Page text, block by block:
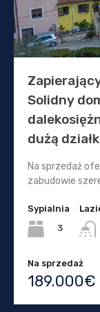
Solidny
dużą
Na sprzedaż
zabudowie
Sypialnia
3
Na sprzedaż
189.000€